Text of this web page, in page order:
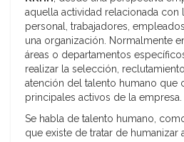
aquella actividad relacionada con
personal, trabajadores,
una organización. Normalmente
áreas o departamentos
realizar la selección,
atención del talento humano que
principales activos de la empresa.
Se habla de talento humano,
que existe de tratar de humanizar